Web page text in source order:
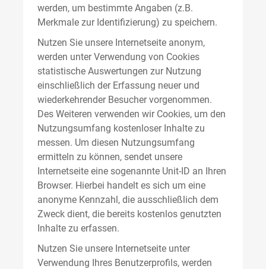
werden, um bestimmte Angaben (z.B.
Merkmale zur Identifizierung) zu speichern.
Nutzen Sie unsere Internetseite anonym,
werden unter Verwendung von Cookies
statistische Auswertungen zur Nutzung
einschließlich der Erfassung neuer und
wiederkehrender Besucher vorgenommen.
Des Weiteren verwenden wir Cookies, um den
Nutzungsumfang kostenloser Inhalte zu
messen. Um diesen Nutzungsumfang
ermitteln zu können, sendet unsere
Internetseite eine sogenannte Unit-ID an Ihren
Browser. Hierbei handelt es sich um eine
anonyme Kennzahl, die ausschließlich dem
Zweck dient, die bereits kostenlos genutzten
Inhalte zu erfassen.
Nutzen Sie unsere Internetseite unter
Verwendung Ihres Benutzerprofils, werden